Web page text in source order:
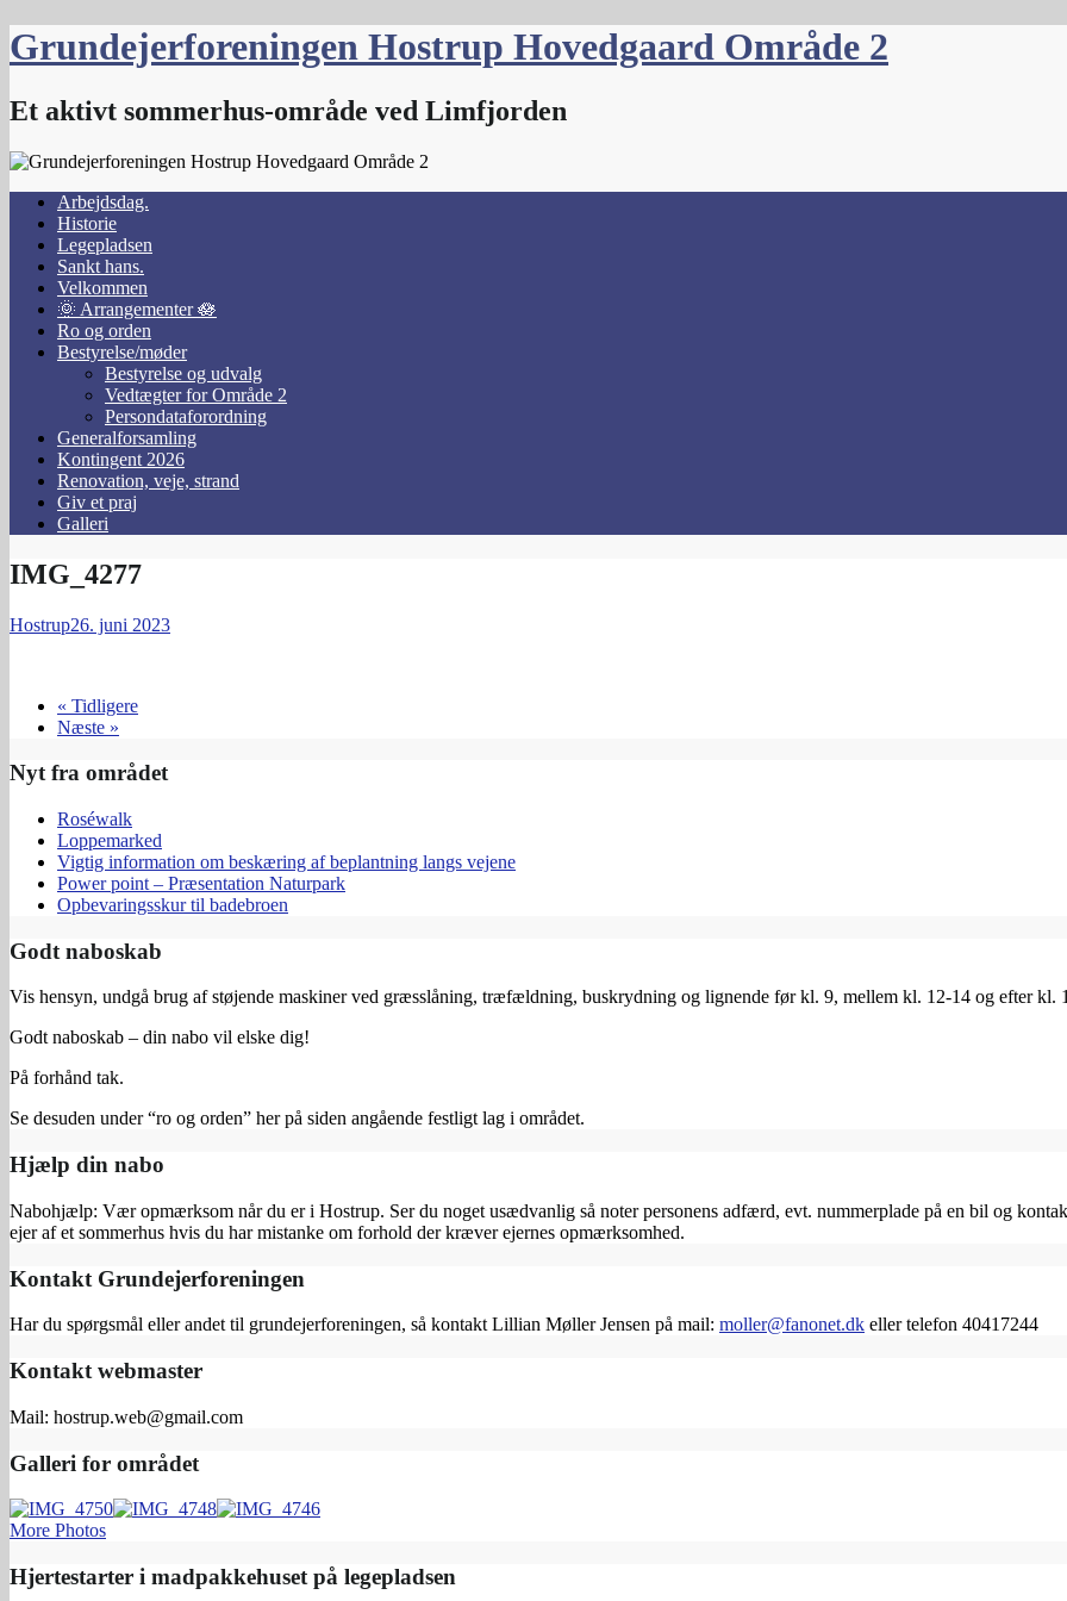
Skip
to
Grundejerforeningen Hostrup Hovedgaard Område 2
Et aktivt sommerhus-område ved Limfjorden
Arbejdsdag.
Historie
Legepladsen
Sankt hans.
Velkommen
🌞 Arrangementer 🪷
Ro og orden
Bestyrelse/møder
Bestyrelse og udvalg
Vedtægter for Område 2
Persondataforordning
Generalforsamling
Kontingent 2026
Renovation, veje, strand
Giv et praj
Galleri
IMG_4277
Hostrup26. juni 2023
« Tidligere
Næste »
Nyt fra området
Roséwalk
Loppemarked
Vigtig information om beskæring af beplantning langs vejene
Power point – Præsentation Naturpark
Opbevaringsskur til badebroen
Godt naboskab
Vis hensyn, undgå brug af støjende maskiner ved græsslåning, træfældning, buskrydning og lignende før kl. 9, mellem kl. 12-14 og efter kl.
Godt naboskab – din nabo vil elske dig!
På forhånd tak.
Se desuden under “ro og orden” her på siden angående festligt lag i området.
Hjælp din nabo
Nabohjælp: Vær opmærksom når du er i Hostrup. Ser du noget usædvanlig så noter personens adfærd, evt. nummerplade på en bil og
ejer af et sommerhus hvis du har mistanke om forhold der kræver ejernes opmærksomhed.
Kontakt Grundejerforeningen
Har du spørgsmål eller andet til grundejerforeningen, så kontakt Lillian Møller Jensen på mail: moller@fanonet.dk eller telefon 40417244
Kontakt webmaster
Mail: hostrup.web@gmail.com
Galleri for området
More Photos
Hjertestarter i madpakkehuset på legepladsen